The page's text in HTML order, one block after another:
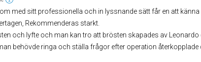
med sitt professionella och in lyssnande sätt får en att känna
Rekommenderas starkt.
och lyfte och man kan tro att brösten skapades av Leonardo
behövde ringa och ställa frågor efter operation återkopplade